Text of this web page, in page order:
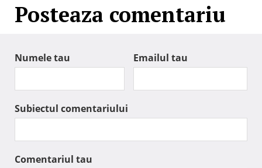
Posteaza comentariu
Numele tau Emailul tau
Subiectul comentariului
Comentariul tau